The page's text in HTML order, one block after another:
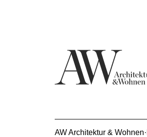
AW Architektur & Wohnen·